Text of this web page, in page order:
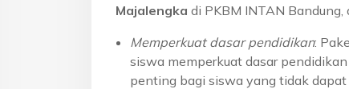
Majalengka di PKBM INTAN
Memperkuat dasar pendidikan:
siswa memperkuat dasar
penting bagi siswa yang tidak